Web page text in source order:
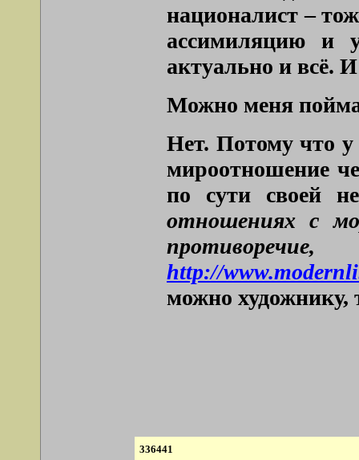
националист –
ассимиляцию и
актуально и всё.
Можно меня
Нет. Потому что у
мироотношение
по сути своей
отношениях с
http://
можно художнику,
336441